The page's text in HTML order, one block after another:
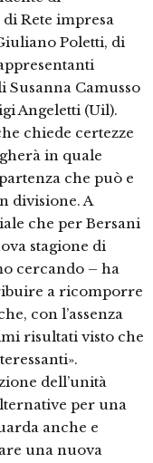
Rete impresa
Poletti, di
Susanna Camusso
Angeletti (Uil).
chiede certezze
in quale
che può e
divisione. A
che per Bersani
stagione di
cercando – ha
a ricomporre
con l’assenza
risultati visto che
dell’unità
per una
anche e
una nuova